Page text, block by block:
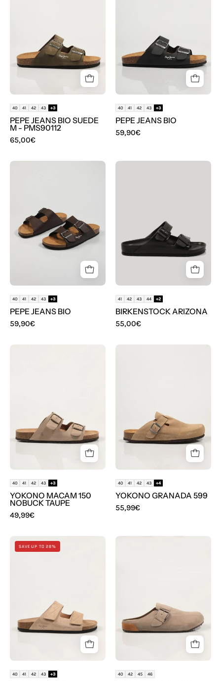
M
-
PMS90112
40 41 42 43 +3
PEPE JEANS BIO SUEDE
M - PMS90112
65,00€
40 41 42 43 +3
PEPE JEANS BIO
59,90€
40 41 42 43 +3
PEPE JEANS BIO
59,90€
41 42 43 44 +2
BIRKENSTOCK ARIZONA
55,00€
en
color
40 41 42 43 +3
YOKONO MACAM 150
NOBUCK TAUPE
49,99€
40 41 42 43 +4
YOKONO GRANADA 599
55,99€
SANDALIAS
PEPE
PMS800003
en
color
SAVE UP TO 28%
40 41 42 43 +3
M
en
color
40 42 45 46